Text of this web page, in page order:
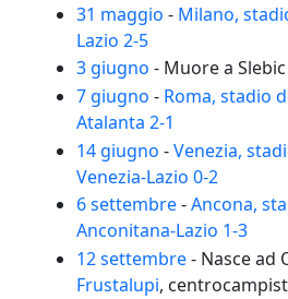
31 maggio - Milano,
Lazio 2-5
3 giugno - Muore a Slebic
7 giugno - Roma, stadio
Atalanta 2-1
14 giugno -Venezia,
Venezia-Lazio 0-2
6 settembre-Ancona,
Anconitana-Lazio 1-3
12 settembre- Nasce ad
Frustalupi,